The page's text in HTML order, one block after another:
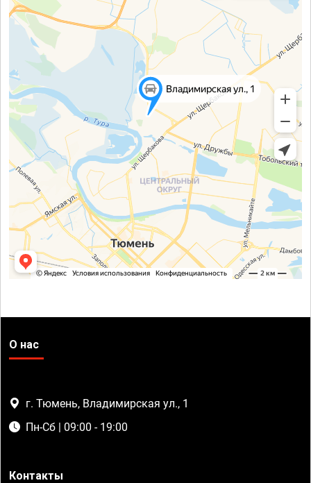
О нас
г. Тюмень, Владимирская ул., 1
Пн-Сб | 09:00 - 19:00
Контакты